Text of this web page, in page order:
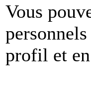
Vous
profil et